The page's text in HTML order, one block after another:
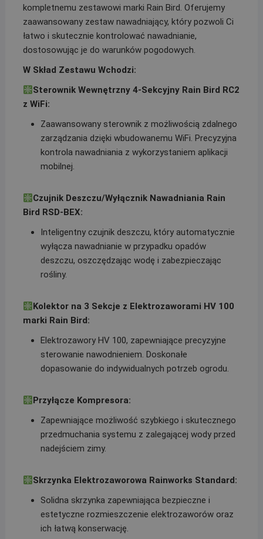
kompletnemu zestawowi marki Rain Bird. Oferujemy
zaawansowany zestaw nawadniający, który pozwoli Ci
łatwo i skutecznie kontrolować nawadnianie,
dostosowując je do warunków pogodowych.
W Skład Zestawu Wchodzi:
Sterownik Wewnętrzny 4-Sekcyjny Rain Bird RC2
z WiFi:
Zaawansowany sterownik z możliwością zdalnego
zarządzania dzięki wbudowanemu WiFi. Precyzyjna
kontrola nawadniania z wykorzystaniem aplikacji
mobilnej.
Czujnik Deszczu/Wyłącznik Nawadniania Rain
Bird RSD-BEX:
Inteligentny czujnik deszczu, który automatycznie
wyłącza nawadnianie w przypadku opadów
deszczu, oszczędzając wodę i zabezpieczając
rośliny.
Kolektor na 3 Sekcje z Elektrozaworami HV 100
marki Rain Bird:
Elektrozawory HV 100, zapewniające precyzyjne
sterowanie nawodnieniem. Doskonałe
dopasowanie do indywidualnych potrzeb ogrodu.
Przyłącze Kompresora:
Zapewniające możliwość szybkiego i skutecznego
przedmuchania systemu z zalegającej wody przed
nadejściem zimy.
Skrzynka Elektrozaworowa Rainworks Standard:
Solidna skrzynka zapewniająca bezpieczne i
estetyczne rozmieszczenie elektrozaworów oraz
ich łatwą konserwację.